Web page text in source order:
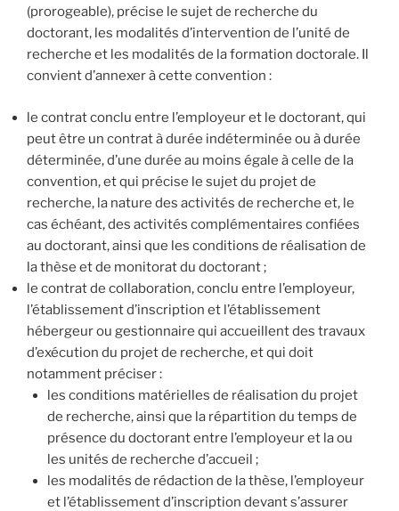
(prorogeable), précise le sujet de recherche du
doctorant, les modalités d’intervention de l’unité de
recherche et les modalités de la formation doctorale. Il
convient d’annexer à cette convention :
le contrat conclu entre l’employeur et le doctorant, qui
peut être un contrat à durée indéterminée ou à durée
déterminée, d’une durée au moins égale à celle de la
convention, et qui précise le sujet du projet de
recherche, la nature des activités de recherche et, le
cas échéant, des activités complémentaires confiées
au doctorant, ainsi que les conditions de réalisation de
la thèse et de monitorat du doctorant ;
le contrat de collaboration, conclu entre l’employeur,
l’établissement d’inscription et l’établissement
hébergeur ou gestionnaire qui accueillent des travaux
d’exécution du projet de recherche, et qui doit
notamment préciser :
les conditions matérielles de réalisation du projet
de recherche, ainsi que la répartition du temps de
présence du doctorant entre l’employeur et la ou
les unités de recherche d’accueil ;
les modalités de rédaction de la thèse, l’employeur
et l’établissement d’inscription devant s’assurer